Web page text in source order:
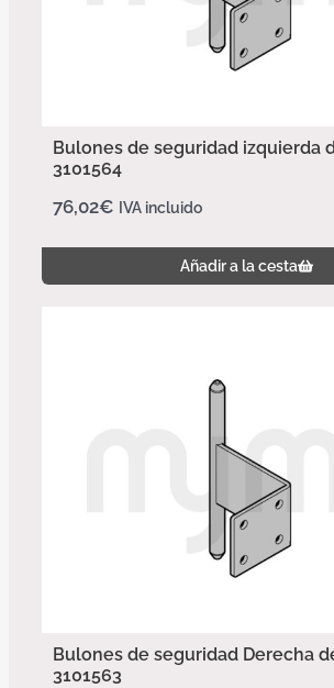
Bulones de seguridad izquierda
3101564
76,02€ IVA incluido
Añadir a la cesta
Bulones de seguridad Derecha
3101563